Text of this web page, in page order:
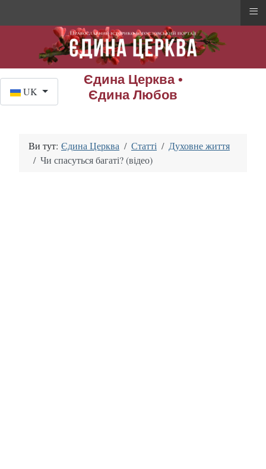
Єдина Церква •
Єдина Любов
UK
Ви тут: Єдина Церква Статті
Духовне життя
Чи спасуться багаті? (відео)
≡